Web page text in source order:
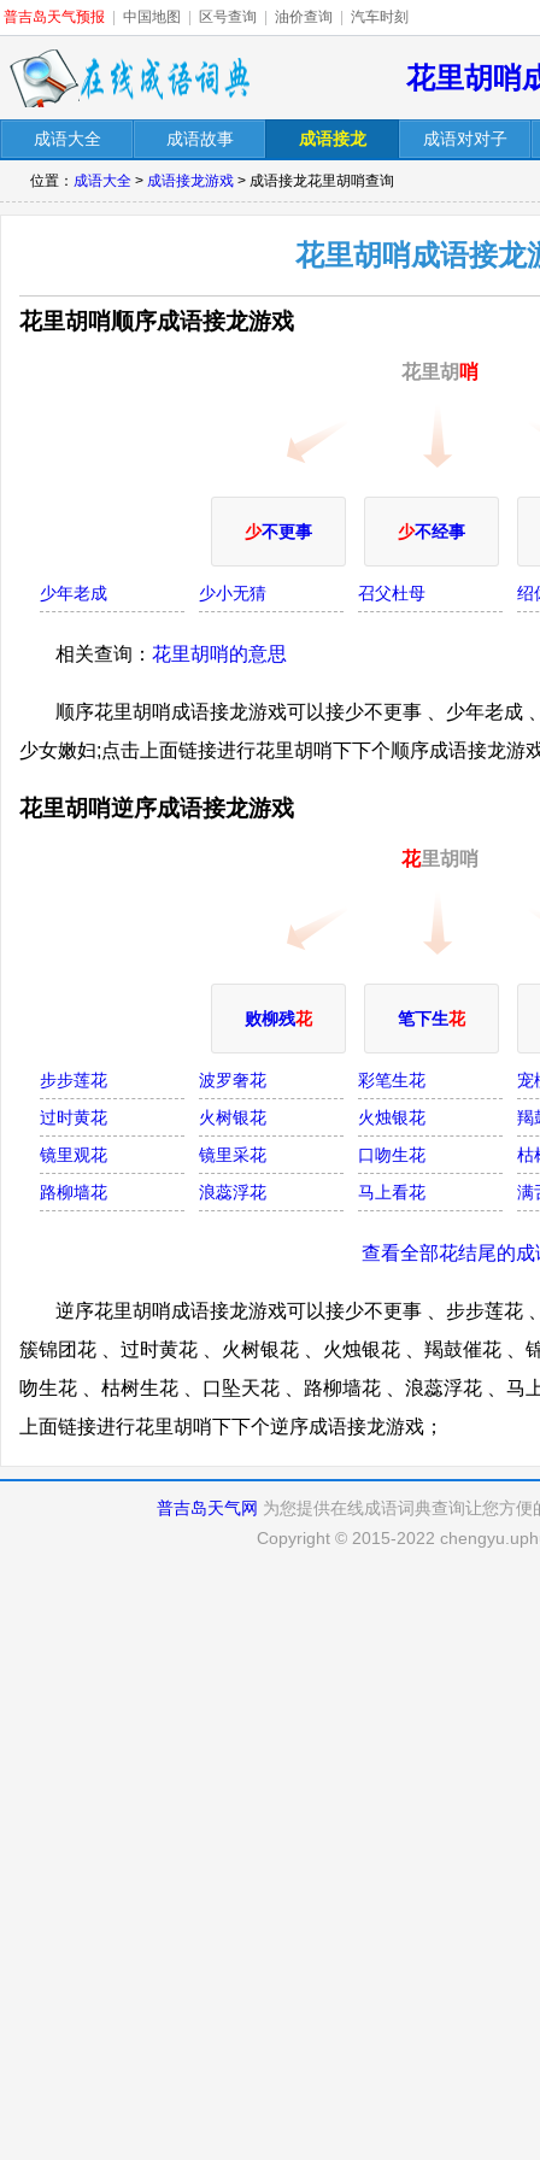
普吉岛天气预报 中国地图 区号查询 油价查询 汽车时刻
花里胡哨
成语大全 成语故事 成语接龙 成语对对子
位置： 成语大全 > 成语接龙游戏 > 成语接龙花里胡哨查询
花里胡哨成语接龙
花里胡哨顺序成语接龙游戏
花里胡 哨
少不更事 少不经事
少年老成 少小无猜 召父杜母 绍
相关查询： 花里胡哨的意思
顺序花里胡哨成语接龙游戏可以接少不更事 、少年老成
少女嫩妇;点击上面链接进行花里胡哨下下个顺序成语接龙游
花里胡哨逆序成语接龙游戏
花里胡哨
败柳残花 笔下生花
步步莲花 波罗奢花 彩笔生花
宠
过时黄花
火树银花 火烛银花
羯
镜里观花
镜里采花 口吻生花
枯
路柳墙花
浪蕊浮花 马上看花 满
查看全部花结尾的成
逆序花里胡哨成语接龙游戏可以接少不更事 、步步莲花
簇锦团花 、过时黄花 、火树银花 、火烛银花 、羯鼓催花 、
吻生花 、枯树生花 、口坠天花 、路柳墙花 、浪蕊浮花 、马
上面链接进行花里胡哨下下个逆序成语接龙游戏；
普吉岛天气网 为您提供在线成语词典查询让您方
Copyright © 2015-2022